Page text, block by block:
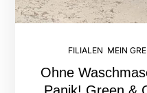
FILIALEN MEIN
Ohne